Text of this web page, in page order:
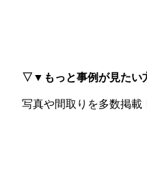
▽▼もっと事例が見た
写真や間取りを多数掲載